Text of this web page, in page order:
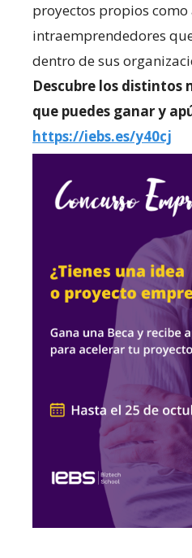
proyectos propios como
intraemprendedores
dentro de sus
Descubre los distintos
que puedes ganar y
https://iebs.es/y40cj